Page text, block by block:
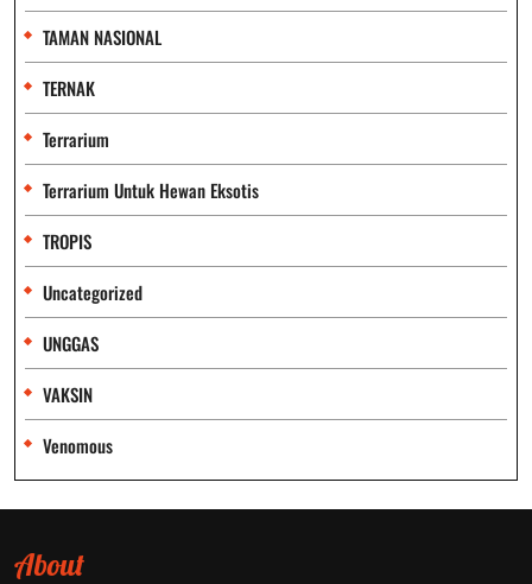
TAMAN NASIONAL
TERNAK
Terrarium
Terrarium Untuk Hewan Eksotis
TROPIS
Uncategorized
UNGGAS
VAKSIN
Venomous
About